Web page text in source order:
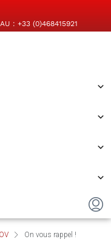
: +33 (0)468415921
On vous rappel !